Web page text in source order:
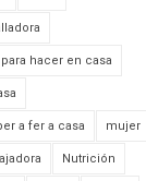
hacer en casa
a fer a casa mujer
Nutrición